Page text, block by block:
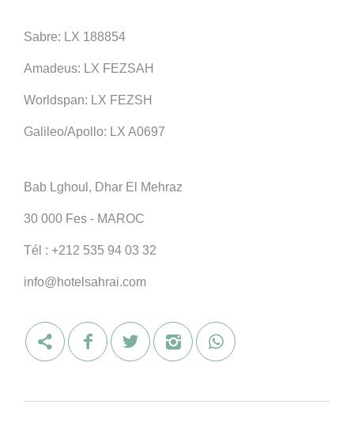
Sabre: LX 188854
Amadeus: LX FEZSAH
Worldspan: LX FEZSH
Galileo/Apollo: LX A0697
Bab Lghoul, Dhar El Mehraz
30 000 Fes - MAROC
Tél : +212 535 94 03 32
info@hotelsahrai.com